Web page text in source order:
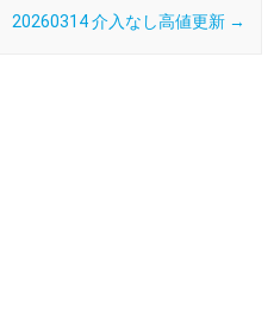
20260314 介入なし高値更新 →